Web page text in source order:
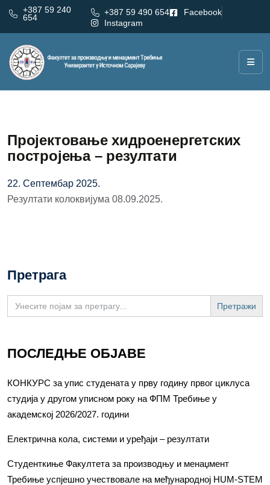
+387 59 240
654
+387 59 490 654
Facebook
Instagram
Пројектовање хидроенергетских
постројења – резултати
22. Септембар 2025.
Резултати колоквијума 08.09.2025.
Претрага
Search
for:
ПОСЛЕДЊЕ ОБЈАВЕ
КОНКУРС за упис студената у прву годину првог циклуса
студија у другом уписном року на ФПМ Требиње у
академској 2026/2027. години
Електрична кола, системи и уређаји – резултати
Студенткиње Факултета за производњу и менаџмент
Требиње успјешно учествовале на међународној HUM-STEM